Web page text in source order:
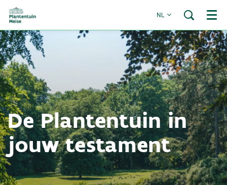
NL Menu
De Plantentuin in
jouw testament